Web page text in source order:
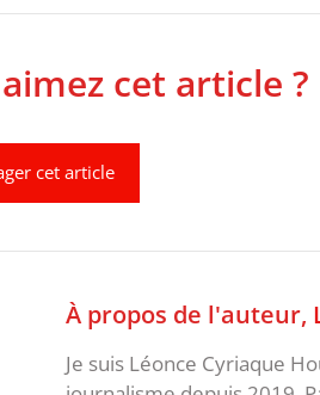
cet article ?
cet article
À propos de l'auteur,
Je suis Léonce Cyriaque